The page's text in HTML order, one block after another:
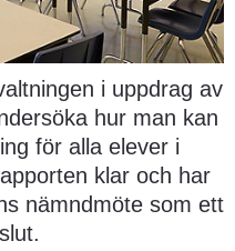
i uppdrag av
hur man kan
för alla elever i
klar och har
nämndmöte som ett